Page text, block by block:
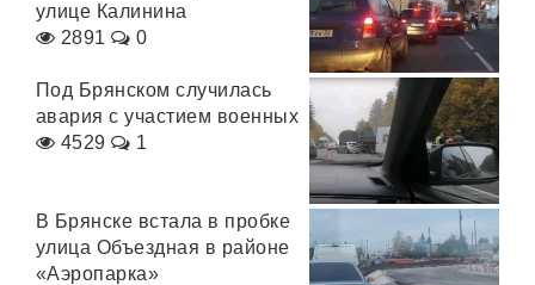
улице Калинина
2891
0
Под Брянском случилась
авария с участием военных
4529
1
В Брянске встала в пробке
улица Объездная в районе
«Аэропарка»